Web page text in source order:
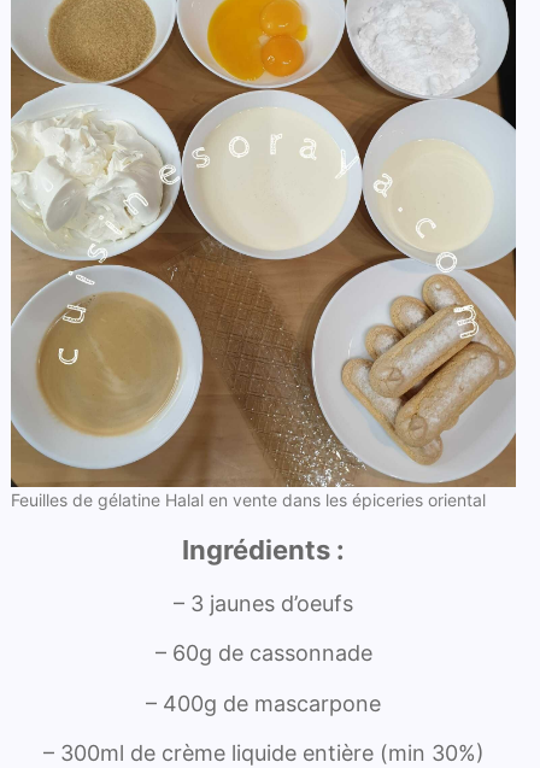
Feuilles de gélatine Halal en vente dans les épiceries oriental
Ingrédients :
– 3 jaunes d’oeufs
– 60g de cassonnade
– 400g de mascarpone
– 300ml de crème liquide entière (min 30%)